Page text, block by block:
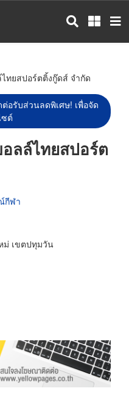
ทยสปอร์ตติ้งกู๊ดส์ จำกัด
อรับส่วนลดพิเศษ! เพื่อจัด
ซต์
ลล์ไทยสปอร์ต
กีฬา
ม่ เขตปทุมวัน